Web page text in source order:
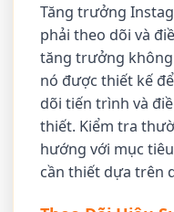
Tăng trưởng
phải theo dõi và
tăng trưởng
nó được thiết kế
dõi tiến trình và
thiết. Kiểm tra
hướng với mục
cần thiết dựa trên